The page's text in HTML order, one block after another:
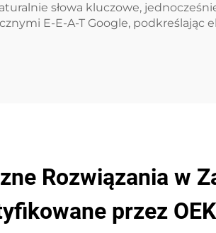
słowa kluczowe,
E-E-A-T Google,
Rozwiązania w
przez